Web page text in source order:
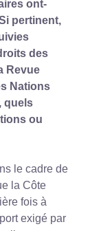
ont-
pertinent,
des
Revue
Nations
quels
ou
le cadre de
la Côte
fois à
exigé par